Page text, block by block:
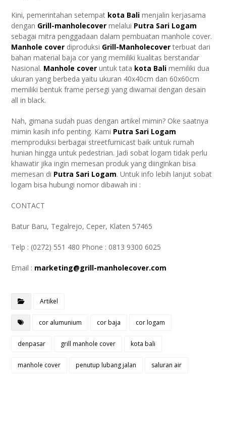
Kini, pemerintahan setempat kota Bali menjalin kerjasama
dengan Grill-manholecover melalui Putra Sari Logam
sebagai mitra penggadaan dalam pembuatan manhole cover.
Manhole cover diproduksi Grill-Manholecoverterbuat dari
bahan material baja cor yang memiliki kualitas berstandar
Nasional. Manhole cover untuk tata kota Bali memiliki dua
ukuran yang berbeda yaitu ukuran 40x40cm dan 60x60cm
memiliki bentuk frame persegi yang diwarnai dengan desain
all in black.
Nah, gimana sudah puas dengan artikel mimin? Oke saatnya
mimin kasih info penting. Kami Putra Sari Logam
memproduksi berbagai streetfurnicast baik untuk rumah
hunian hingga untuk pedestrian. Jadi sobat logam tidak perlu
khawatir jika ingin memesan produk yang diinginkan bisa
memesan di Putra Sari Logam. Untuk info lebih lanjut sobat
logam bisa hubungi nomor dibawah ini :
CONTACT
Batur Baru, Tegalrejo, Ceper, Klaten 57465
Telp : (0272) 551 480 Phone : 0813 9300 6025
Email : marketing@grill-manholecover.com
Artikel
cor alumunium cor baja cor logam
denpasar grill manhole cover kota bali
manhole cover penutup lubang jalan saluran air